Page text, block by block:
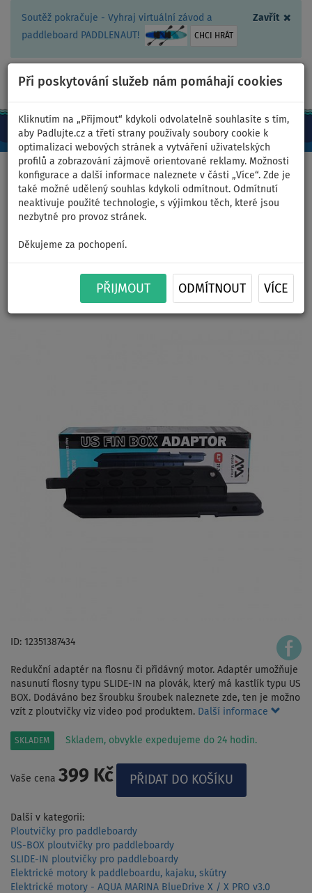
Zavřít ×
Soutěž pokračuje - Vyhraj virtuální závod a
paddleboard PADDLENAUT!
CHCI HRÁT
Při poskytování služeb nám pomáhají cookies
Kliknutím na „Přijmout“ kdykoli odvolatelně souhlasíte s tím,
aby Padlujte.cz a třetí strany používaly soubory cookie k
optimalizaci webových stránek a vytváření uživatelských
profilů a zobrazování zájmově orientované reklamy. Možnosti
konfigurace a další informace naleznete v části „Více“. Zde je
také možné udělený souhlas kdykoli odmítnout. Odmítnutí
neaktivuje použité technologie, s výjimkou těch, které jsou
nezbytné pro provoz stránek.
Děkujeme za pochopení.
PŘIJMOUT ODMÍTNOUT VÍCE
CZ/Kč +420 467 409 090 0ks
Domů >Příslušenství >Motory k paddleboardu, kajaku
Adaptér Aqua Marina US-
BOX/SLIDE-IN
ID: 12351387434
Redukční adaptér na flosnu či přidávný motor. Adaptér umožňuje
nasunutí flosny typu SLIDE-IN na plovák, který má kastlík typu US
BOX. Dodáváno bez šroubku šroubek naleznete zde, ten je možno
vzít z ploutvičky viz video pod produktem. Další informace
SKLADEM Skladem, obvykle expedujeme do 24 hodin.
Vaše cena 399 Kč
Další v kategorii:
Ploutvičky pro paddleboardy
US-BOX ploutvičky pro paddleboardy
SLIDE-IN ploutvičky pro paddleboardy
Elektrické motory k paddleboardu, kajaku, skútry
Elektrické motory - AQUA MARINA BlueDrive X / X PRO v3.0